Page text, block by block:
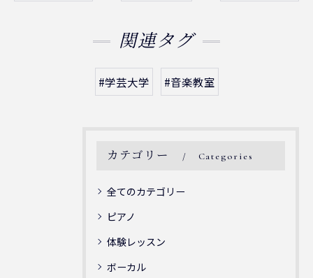
関連タグ
#学芸大学 #音楽教室
カテゴリー Categories
全てのカテゴリー
ピアノ
体験レッスン
ボーカル